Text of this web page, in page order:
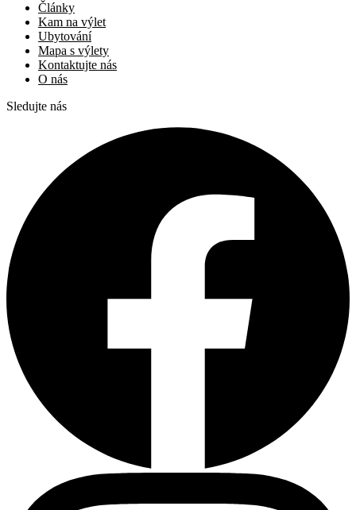
Články
Kam na výlet
Ubytování
Mapa s výlety
Kontaktujte nás
O nás
Sledujte nás